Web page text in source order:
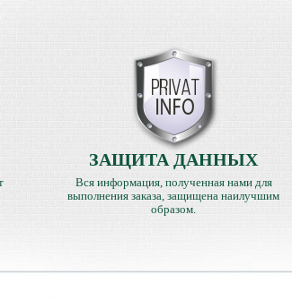
ЗАЩИТА ДАННЫХ
Вся информация, полученная нами для
выполнения заказа, защищена наилучшим
образом.